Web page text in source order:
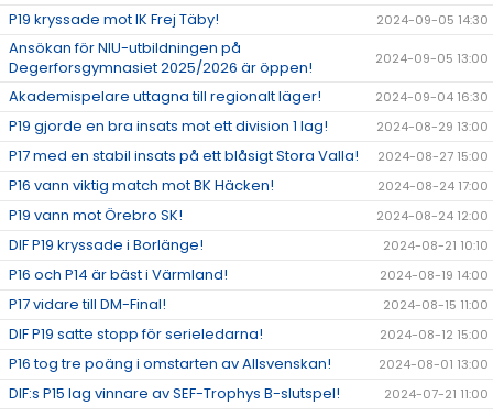
P19 kryssade mot IK Frej Täby! 2024-09-05 14:30
Ansökan för NIU-utbildningen på
Degerforsgymnasiet 2025/2026 är öppen!
2024-09-05 13:00
Akademispelare uttagna till regionalt läger! 2024-09-04 16:30
P19 gjorde en bra insats mot ett division 1 lag! 2024-08-29 13:00
P17 med en stabil insats på ett blåsigt Stora Valla! 2024-08-27 15:00
P16 vann viktig match mot BK Häcken! 2024-08-24 17:00
P19 vann mot Örebro SK! 2024-08-24 12:00
DIF P19 kryssade i Borlänge! 2024-08-21 10:10
P16 och P14 är bäst i Värmland! 2024-08-19 14:00
P17 vidare till DM-Final! 2024-08-15 11:00
DIF P19 satte stopp för serieledarna! 2024-08-12 15:00
P16 tog tre poäng i omstarten av Allsvenskan! 2024-08-01 13:00
DIF:s P15 lag vinnare av SEF-Trophys B-slutspel! 2024-07-21 11:00